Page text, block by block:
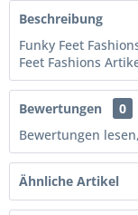
Beschreibung
Funky Feet
Feet Fashions
Bewertungen
0
Bewertungen
Ähnliche Artikel